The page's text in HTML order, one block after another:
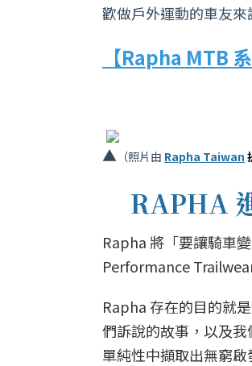
歡做戶外運動的車友
【Rapha MTB
▲ （照片由 Rapha Taiwan
RAPHA
Rapha 將「要讓騎車
Performance
Rapha 存在的目的就
們訴說的故事，以及
單純性中擷取出無窮